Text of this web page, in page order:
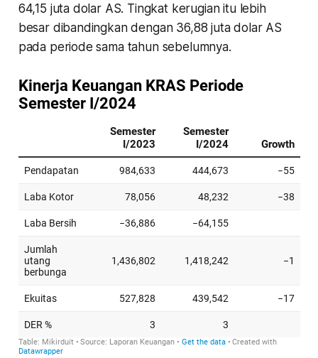
64,15 juta dolar AS. Tingkat kerugian itu lebih
besar dibandingkan dengan 36,88 juta dolar AS
pada periode sama tahun sebelumnya.